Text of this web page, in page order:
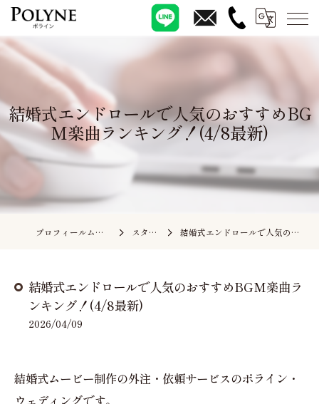
結婚式エンドロールで人気のおすすめBG
M楽曲ランキング！(4/8最新)
プロフィールムービーの依頼ならポライン スタッフブログ 結婚式エンドロールで人気のおすすめBGM楽曲ランキング！(4/8最新)
結婚式エンドロールで人気のおすすめBGM楽曲ラ
ンキング！(4/8最新)
2026/04/09
結婚式ムービー制作の外注・依頼サービスのポライン・
ウェディングです。